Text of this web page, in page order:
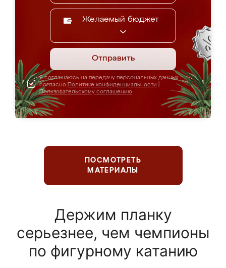
Желаемый бюджет
Отправить
Я соглашаюсь на передачу персональных данных
согласно Политике конфиденциальности
Пользовательскому соглашению
ПОСМОТРЕТЬ
МАТЕРИАЛЫ
Держим планку
серьезнее, чем чемпионы
по фигурному катанию